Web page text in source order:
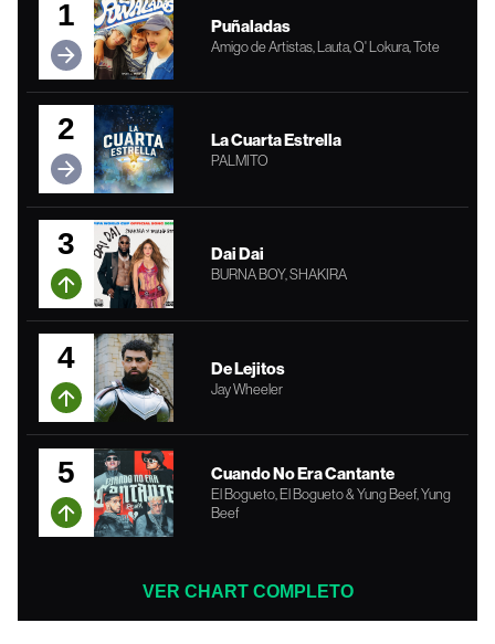
1 Puñaladas
Amigo de Artistas, Lauta, Q' Lokura, Tote
2 La Cuarta Estrella
PALMITO
3 Dai Dai
BURNA BOY, SHAKIRA
4 De Lejitos
Jay Wheeler
5 Cuando No Era Cantante
El Bogueto, El Bogueto & Yung Beef, Yung
Beef
VER CHART COMPLETO